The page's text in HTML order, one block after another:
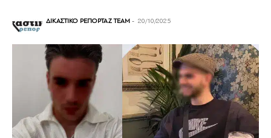
ΔΙΚΑΣΤΙΚΟ ΡΕΠΟΡΤΑΖ TEAM - 20/10/2025